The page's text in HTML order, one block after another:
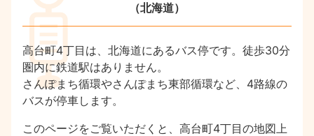
（北海道）
高台町4丁目は、北海道にあるバス停です。徒歩30分
圏内に鉄道駅はありません。
さんぽまち循環やさんぽまち東部循環など、4路線の
バスが停車します。
このページをご覧いただくと、高台町4丁目の地図上